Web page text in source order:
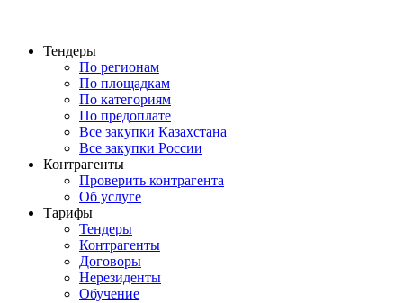
Тендеры
По регионам
По площадкам
По категориям
По предоплате
Все закупки Казахстана
Все закупки России
Контрагенты
Проверить контрагента
Об услуге
Тарифы
Тендеры
Контрагенты
Договоры
Нерезиденты
Обучение